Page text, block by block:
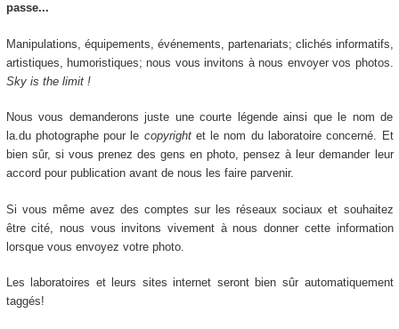
passe...
Manipulations, équipements, événements, partenariats; clichés informatifs,
artistiques, humoristiques; nous vous invitons à nous envoyer vos photos.
Sky is the limit !
Nous vous demanderons juste une courte légende ainsi que le nom de
la.du photographe pour le copyrightet le nom du laboratoire concerné. Et
bien sûr, si vous prenez des gens en photo, pensez à leur demander leur
accord pour publication avant de nous les faire parvenir.
Si vous même avez des comptes sur les réseaux sociaux et souhaitez
être cité, nous vous invitons vivement à nous donner cette information
lorsque vous envoyez votre photo.
Les laboratoires et leurs sites internet seront bien sûr automatiquement
taggés!